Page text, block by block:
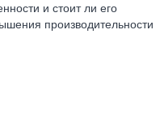
и стоит ли его
производительности